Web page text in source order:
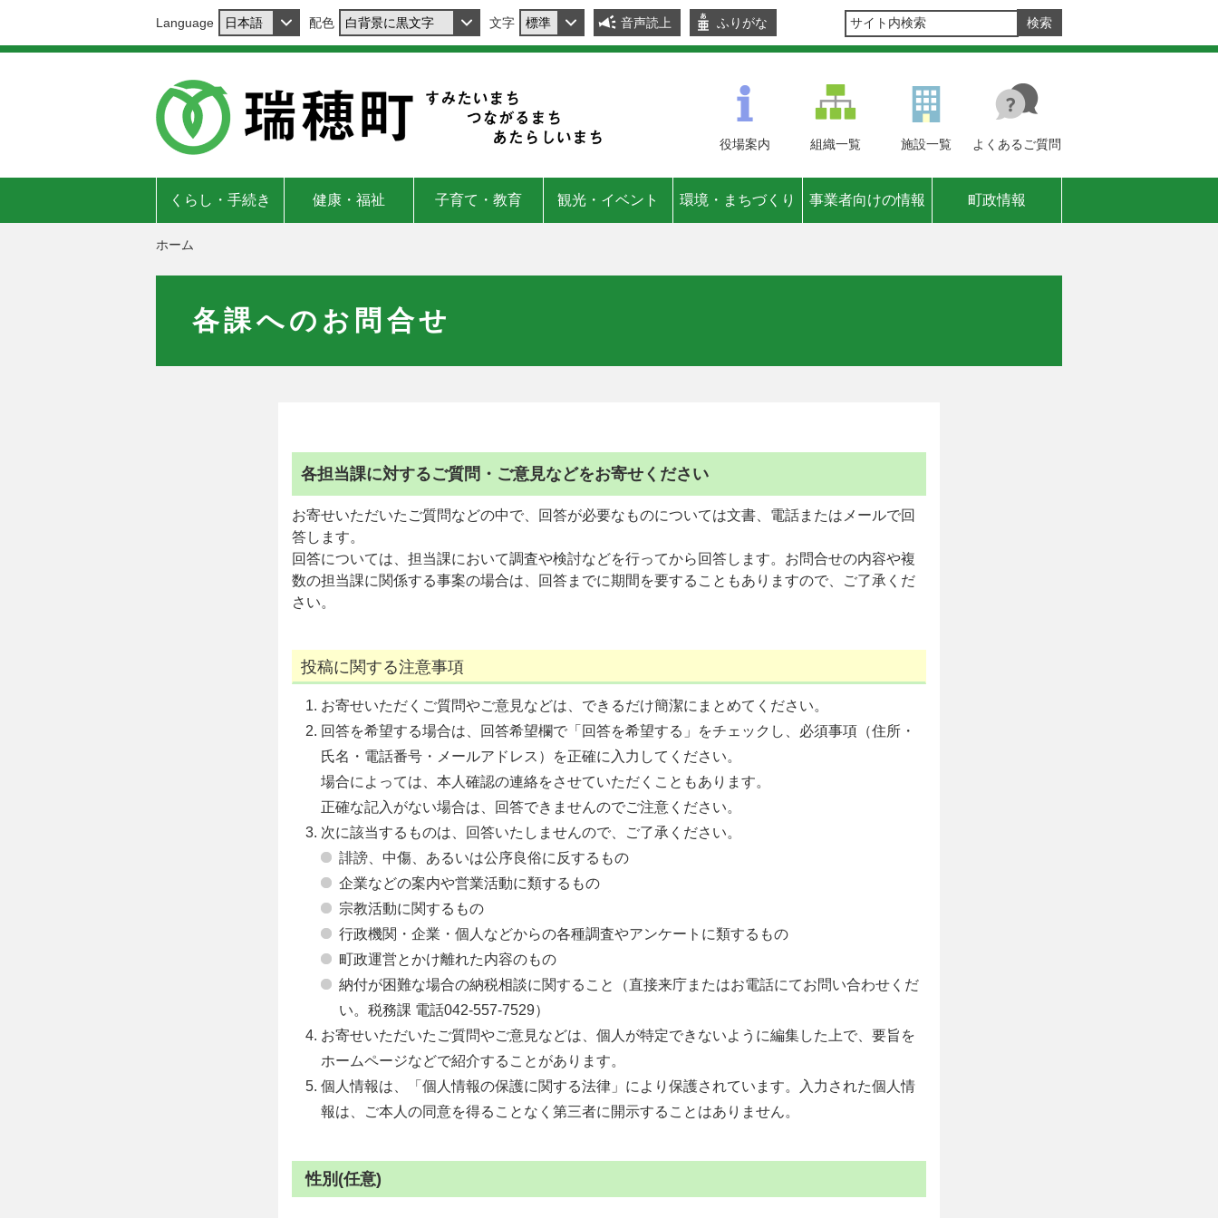
Language 配色 文字 音声読上 ふりがな
役場案内 組織一覧 施設一覧 よくある ご質問
くらし・手続き 健康・福祉 子育て・教育 観光・イベント 環境・まちづくり 事業者向けの情報 町政情報
ホーム
各課へのお問合せ
各担当課に対するご質問・ご意見などをお寄せください
お寄せいただいたご質問などの中で、回答が必要なものについては文書、電話またはメールで回
答します。
回答については、担当課において調査や検討などを行ってから回答します。お問合せの内容や複
数の担当課に関係する事案の場合は、回答までに期間を要することもありますので、ご了承くだ
さい。
投稿に関する注意事項
お寄せいただくご質問やご意見などは、できるだけ簡潔にまとめてください。
回答を希望する場合は、回答希望欄で「回答を希望する」をチェックし、必須事項（住所・
氏名・電話番号・メールアドレス）を正確に入力してください。
場合によっては、本人確認の連絡をさせていただくこともあります。
正確な記入がない場合は、回答できませんのでご注意ください。
次に該当するものは、回答いたしませんので、ご了承ください。
誹謗、中傷、あるいは公序良俗に反するもの
企業などの案内や営業活動に類するもの
宗教活動に関するもの
行政機関・企業・個人などからの各種調査やアンケートに類するもの
町政運営とかけ離れた内容のもの
納付が困難な場合の納税相談に関すること（直接来庁またはお電話にてお問い合わせくだ
い。税務課 電話042-557-7529）
お寄せいただいたご質問やご意見などは、個人が特定できないように編集した上で、要旨を
ホームページなどで紹介することがあります。
個人情報は、「個人情報の保護に関する法律」により保護されています。入力された個人情
報は、ご本人の同意を得ることなく第三者に開示することはありません。
性別(任意)